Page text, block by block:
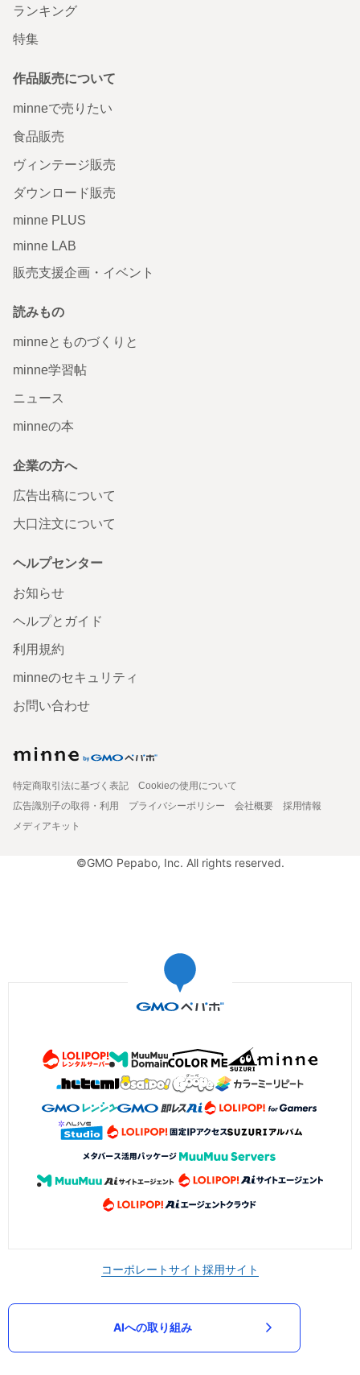
ランキング
特集
作品販売について
minneで売りたい
食品販売
ヴィンテージ販売
ダウンロード販売
minne PLUS
minne LAB
販売支援企画・イベント
読みもの
minneとものづくりと
minne学習帖
ニュース
minneの本
企業の方へ
広告出稿について
大口注文について
ヘルプセンター
お知らせ
ヘルプとガイド
利用規約
minneのセキュリティ
お問い合わせ
特定商取引法に基づく表記
Cookieの使用について
広告識別子の取得・利用
プライバシーポリシー 会社概要
採用情報
メディアキット
©GMO Pepabo, Inc. All rights reserved.
コーポレートサイト採用サイト
AIへの取り組み